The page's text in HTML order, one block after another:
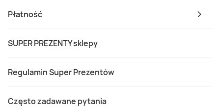
Płatność
SUPER PREZENTY sklepy
Regulamin Super Prezentów
Często zadawane pytania